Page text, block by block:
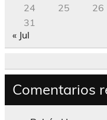
24
25 26
31
« Jul
Comentarios